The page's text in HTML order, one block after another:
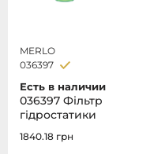
MERLO
036397
Есть в наличии
036397 Фільтр
гідростатики
1840.18 грн